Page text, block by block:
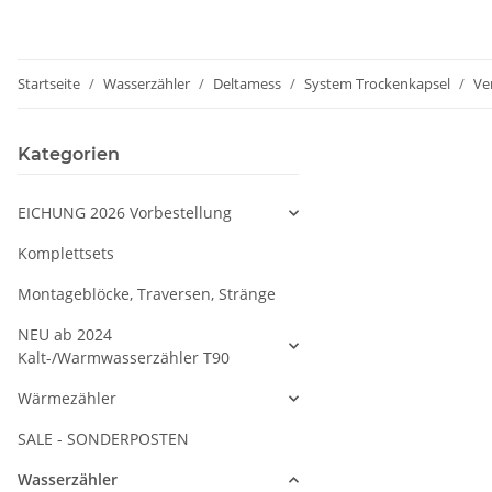
Startseite Wasserzähler Deltamess System Trockenkapsel
Kategorien
EICHUNG 2026 Vorbestellung
Komplettsets
Montageblöcke, Traversen, Stränge
NEU ab 2024
Kalt-/Warmwasserzähler T90
Wärmezähler
SALE - SONDERPOSTEN
Wasserzähler